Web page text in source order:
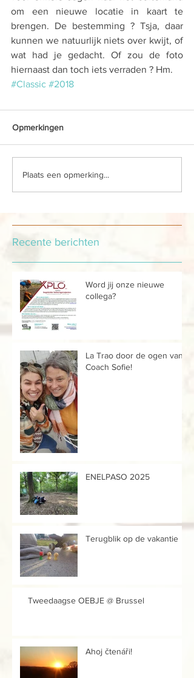
om een nieuwe locatie in kaart te
brengen. De bestemming ? Tsja, daar
kunnen we natuurlijk niets over kwijt, of
wat had je gedacht. Of zou de foto
hiernaast dan toch iets verraden ? Hm.
#Classic #2018
Opmerkingen
Plaats een opmerking...
Recente berichten
Word jij onze nieuwe
collega?
La Trao door de ogen van...
Coach Sofie!
ENELPASO 2025
Terugblik op de vakantie
Tweedaagse OEBJE @ Brussel
Ahoj čtenáři!